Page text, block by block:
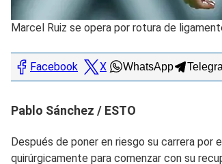
Marcel Ruiz se opera por rotura de
Facebook X WhatsApp
Pablo Sánchez / ESTO
Después de poner en riesgo su carrera por
quirúrgicamente para comenzar con su